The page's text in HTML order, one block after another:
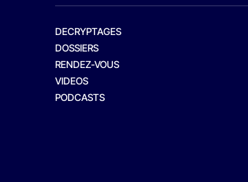
DECRYPTAGES
DOSSIERS
RENDEZ-VOUS
VIDEOS
PODCASTS